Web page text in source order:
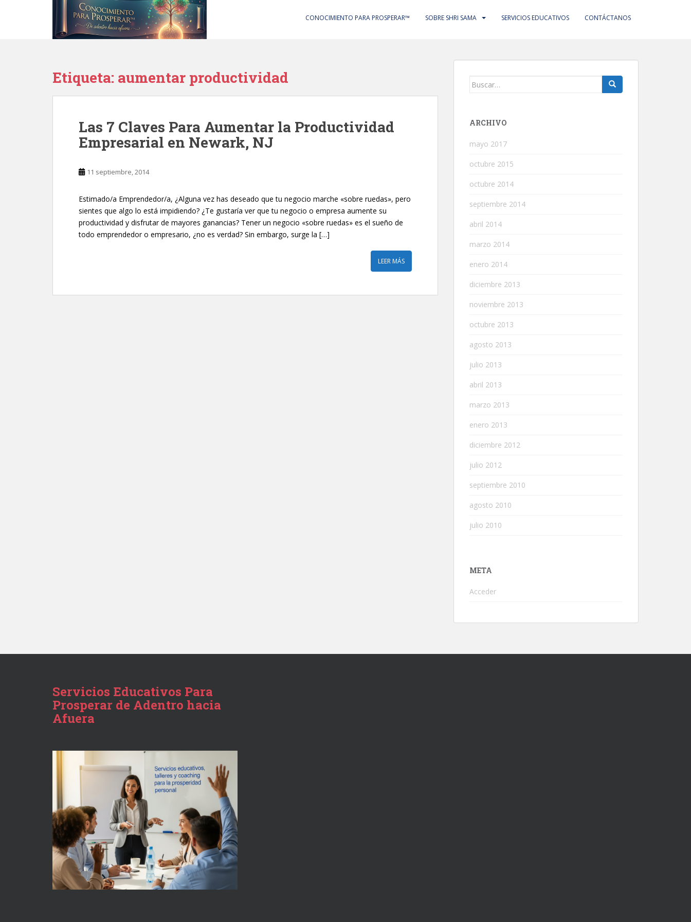
CONOCIMIENTO PARA PROSPERAR™ SOBRE SHRI SAMA SERVICIOS EDUCATIVOS CONTÁCTANOS
Etiqueta: aumentar productividad
Las 7 Claves Para Aumentar la Productividad
Empresarial en Newark, NJ
11 septiembre, 2014
Estimado/a Emprendedor/a, ¿Alguna vez has deseado que tu negocio marche «sobre ruedas», pero
sientes que algo lo está impidiendo? ¿Te gustaría ver que tu negocio o empresa aumente su
productividad y disfrutar de mayores ganancias? Tener un negocio «sobre ruedas» es el sueño de
todo emprendedor o empresario, ¿no es verdad? Sin embargo, surge la […]
LEER MÁS
Buscar:
ARCHIVO
mayo 2017
octubre 2015
octubre 2014
septiembre 2014
abril 2014
marzo 2014
enero 2014
diciembre 2013
noviembre 2013
octubre 2013
agosto 2013
julio 2013
abril 2013
marzo 2013
enero 2013
diciembre 2012
julio 2012
septiembre 2010
agosto 2010
julio 2010
META
Acceder
Servicios Educativos Para
Prosperar de Adentro hacia
Afuera